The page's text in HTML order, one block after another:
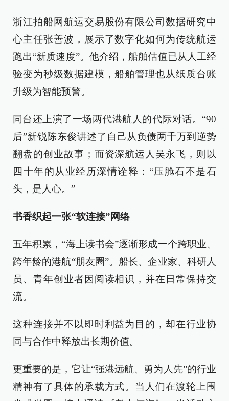
浙江拍船网航运交易股份有限公司数据研究中
心主任张善波，展示了数字化如何为传统航运
跑出“新质速度”。他介绍，船舶估值已从人工经
验变为秒级数据建模，船舶管理也从纸质台账
升级为智能预警。
同台还上演了一场两代港航人的代际对话。“90
后”新锐陈东俊讲述了自己从负债两千万到逆势
翻盘的创业故事；而资深航运人吴永飞，则以
四十年的从业经历深情诠释：“压舱石不是石
头，是人心。”
书香织起一张“软连接”网络
五年积累，“海上读书会”逐渐形成一个跨职业、
跨年龄的港航“朋友圈”。船长、企业家、科研人
员、青年创业者因阅读相识，并在日常保持交
流。
这种连接并不以即时利益为目的，却在行业协
同与合作中释放出长期价值。
更重要的是，它让“强港远航、勇为人先”的行业
精神有了具体的承载方式。当人们在渡轮上围